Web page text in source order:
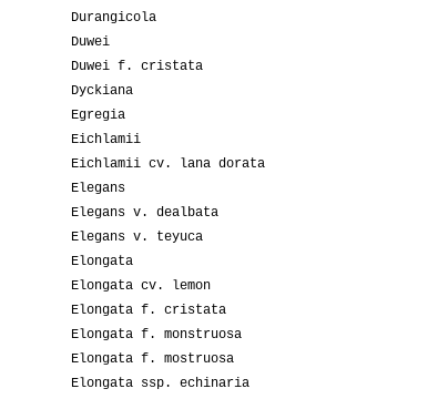
Durangicola
Duwei
Duwei f. cristata
Dyckiana
Egregia
Eichlamii
Eichlamii cv. lana dorata
Elegans
Elegans v. dealbata
Elegans v. teyuca
Elongata
Elongata cv. lemon
Elongata f. cristata
Elongata f. monstruosa
Elongata f. mostruosa
Elongata ssp. echinaria